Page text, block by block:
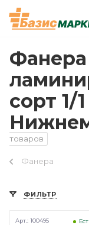
Фанера
сорт 1/
товаров
Фанера
ФИЛЬТР
Арт.: 100495